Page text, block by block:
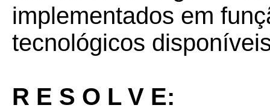
implementados em
tecnológicos
R E S O L V E: